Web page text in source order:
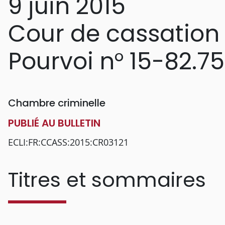
Cour de cassation
Pourvoi n° 15-
Chambre criminelle
PUBLIÉ AU BULLETIN
ECLI:FR:CCASS:2015:CR03121
Titres et sommaires